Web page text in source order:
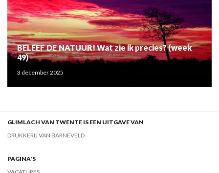
BELEEF DE NATUUR! Wat zie ik precies? (week
49)
3 december 2025
GLIMLACH VAN TWENTE IS EEN UITGAVE VAN
DRUKKERIJ VAN BARNEVELD
PAGINA'S